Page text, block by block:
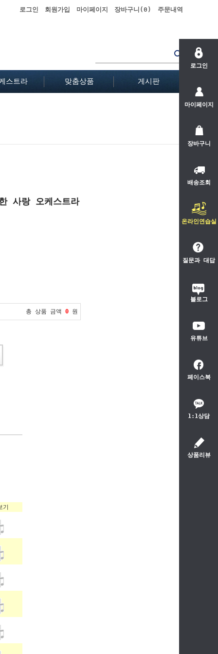
로그인
마이페이지
장바구니
배송조회
온라인연습실
질문과 대답
블로그
유튜브
페이스북
1:1상담
상품리뷰
로그인 회원가입 마이페이지 장바구니(0 ) 주문내역
스트라 맞춤상품 게시판
사랑 오케스트라
총 상품 금액 0 원
기